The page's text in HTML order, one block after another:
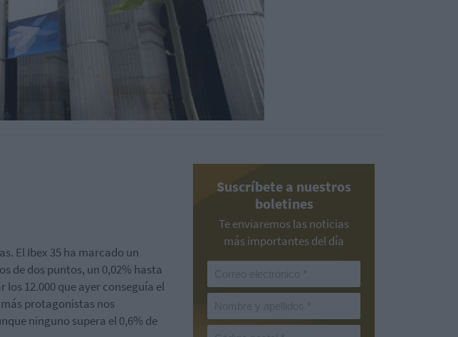
El Ibex 35 ha marcado un
de dos puntos, un 0,02% hasta
12.000 que ayer conseguía el
protagonistas nos
ninguno supera el 0,6% de
Suscríbete a nuestros
boletines
Te enviaremos las noticias
más importantes del día